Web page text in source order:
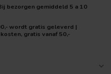
bezorgen gemiddeld 5 a 10
wordt gratis geleverd |
gratis vanaf 50,-